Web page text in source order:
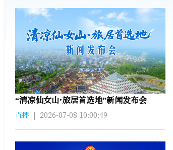
“清凉仙女山·旅居首选地”新闻发布会
直播 | 2026-07-08 10:00:49